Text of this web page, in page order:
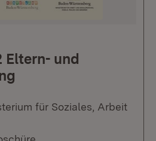
Eltern- und
für Soziales, Arbeit